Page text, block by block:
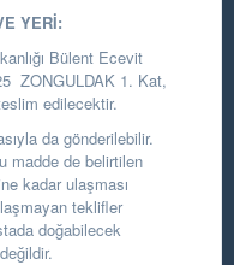
YERİ:
Bülent Ecevit
ZONGULDAK 1. Kat,
edilecektir.
da gönderilebilir.
madde de belirtilen
kadar ulaşması
teklifler
doğabilecek